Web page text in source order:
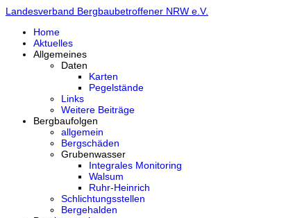
Landesverband Bergbaubetroffener NRW e.V.
Home
Aktuelles
Allgemeines
Daten
Karten
Pegelstände
Links
Weitere Beiträge
Bergbaufolgen
allgemein
Bergschäden
Grubenwasser
Integrales Monitoring
Walsum
Ruhr-Heinrich
Schlichtungsstellen
Bergehalden